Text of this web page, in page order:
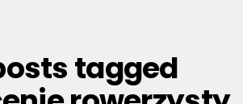
tagged